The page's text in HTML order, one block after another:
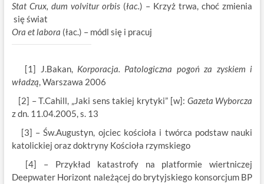
Stat Crux, dum volvitur orbis(łac.) – Krzyż trwa, choć zmienia
się świat
Ora et labora (łac.) – módl się i pracuj
[1] J.Bakan, Korporacja. Patologiczna pogoń za zyskiem i
władzą, Warszawa 2006
[2] – T.Cahill, „Jaki sens takiej krytyki” [w]: Gazeta Wyborcza
z dn. 11.04.2005, s. 13
[3] – Św.Augustyn, ojciec kościoła i twórca podstaw nauki
katolickiej oraz doktryny Kościoła rzymskiego
[4] – Przykład katastrofy na platformie wiertniczej
Deepwater Horizont należącej do brytyjskiego konsorcjum BP